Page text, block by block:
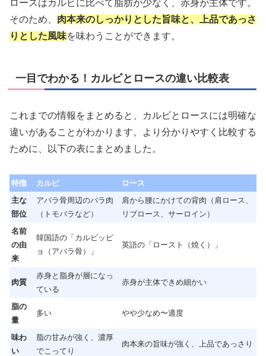
ロースはカルビに比べて脂肪が少なく、赤身が主体です。
そのため、 肉本来のしっかりとした旨味と、上品であっさ
りとした風味を味わうことができます。
一目でわかる！カルビとロースの違い比較表
これまでの情報をまとめると、カルビとロースには明確な
違いがあることがわかります。より分かりやすく比較する
ために、以下の表にまとめました。
特徴 カルビ
ロース
主な
部位
アバラ骨周辺のバラ肉
（トモバラなど）
肩から腰にかけての背肉（肩ロース、
リブロース、サーロイン）
名前
の由
来
韓国語の「カルビッピ
ョ（アバラ骨）」
英語の「ロースト（焼く）」
肉質
赤身と脂身が層になっ
ている
赤身が主体できめ細かい
脂の
量
多い やや少なめ〜適度
味わ
い
脂の甘みが強く、濃厚
でこってり
肉本来の旨味が強く、上品であっさり